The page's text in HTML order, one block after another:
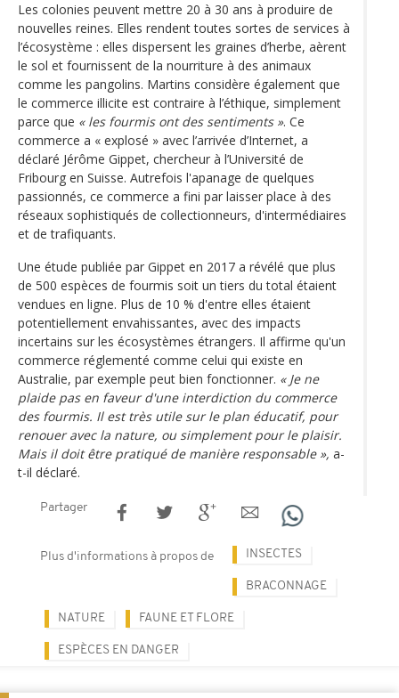
Les colonies peuvent mettre 20 à 30 ans à produire de
nouvelles reines. Elles rendent toutes sortes de services à
l’écosystème : elles dispersent les graines d’herbe, aèrent
le sol et fournissent de la nourriture à des animaux
comme les pangolins. Martins considère également que
le commerce illicite est contraire à l’éthique, simplement
parce que « les fourmis ont des sentiments ». Ce
commerce a « explosé » avec l’arrivée d’Internet, a
déclaré Jérôme Gippet, chercheur à l’Université de
Fribourg en Suisse. Autrefois l'apanage de quelques
passionnés, ce commerce a fini par laisser place à des
réseaux sophistiqués de collectionneurs, d'intermédiaires
et de trafiquants.
Une étude publiée par Gippet en 2017 a révélé que plus
de 500 espèces de fourmis soit un tiers du total étaient
vendues en ligne. Plus de 10 % d'entre elles étaient
potentiellement envahissantes, avec des impacts
incertains sur les écosystèmes étrangers. Il affirme qu'un
commerce réglementé comme celui qui existe en
Australie, par exemple peut bien fonctionner. « Je ne
plaide pas en faveur d'une interdiction du commerce
des fourmis. Il est très utile sur le plan éducatif, pour
renouer avec la nature, ou simplement pour le plaisir.
Mais il doit être pratiqué de manière responsable », a-
t-il déclaré.
Partager
Plus d'informations à propos de INSECTES
BRACONNAGE
NATURE FAUNE ET FLORE
ESPÈCES EN DANGER